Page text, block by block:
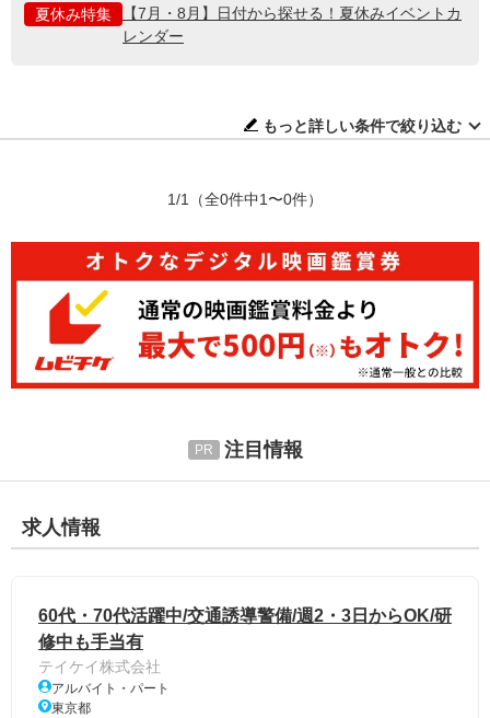
夏休み特集
【7月・8月】日付から探せる！夏休みイベントカ
レンダー
もっと詳しい条件で絞り込む
1/1 （全0件中1〜0件）
注目情報
求人情報
60代・70代活躍中/交通誘導警備/週2・3日からOK/研
修中も手当有
テイケイ株式会社
アルバイト・パート
東京都